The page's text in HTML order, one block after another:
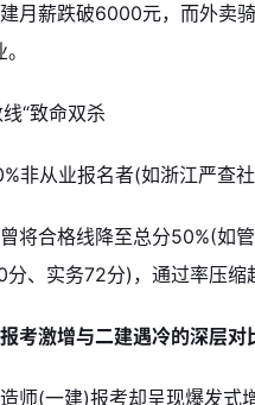
月薪跌破6000元，而外卖
“致命双杀
非从业报名者(如浙江严查社
将合格线降至总分50%(
、实务72分)，通过率压缩
考激增与二建遇冷的深层对
师(一建)报考却呈现爆发